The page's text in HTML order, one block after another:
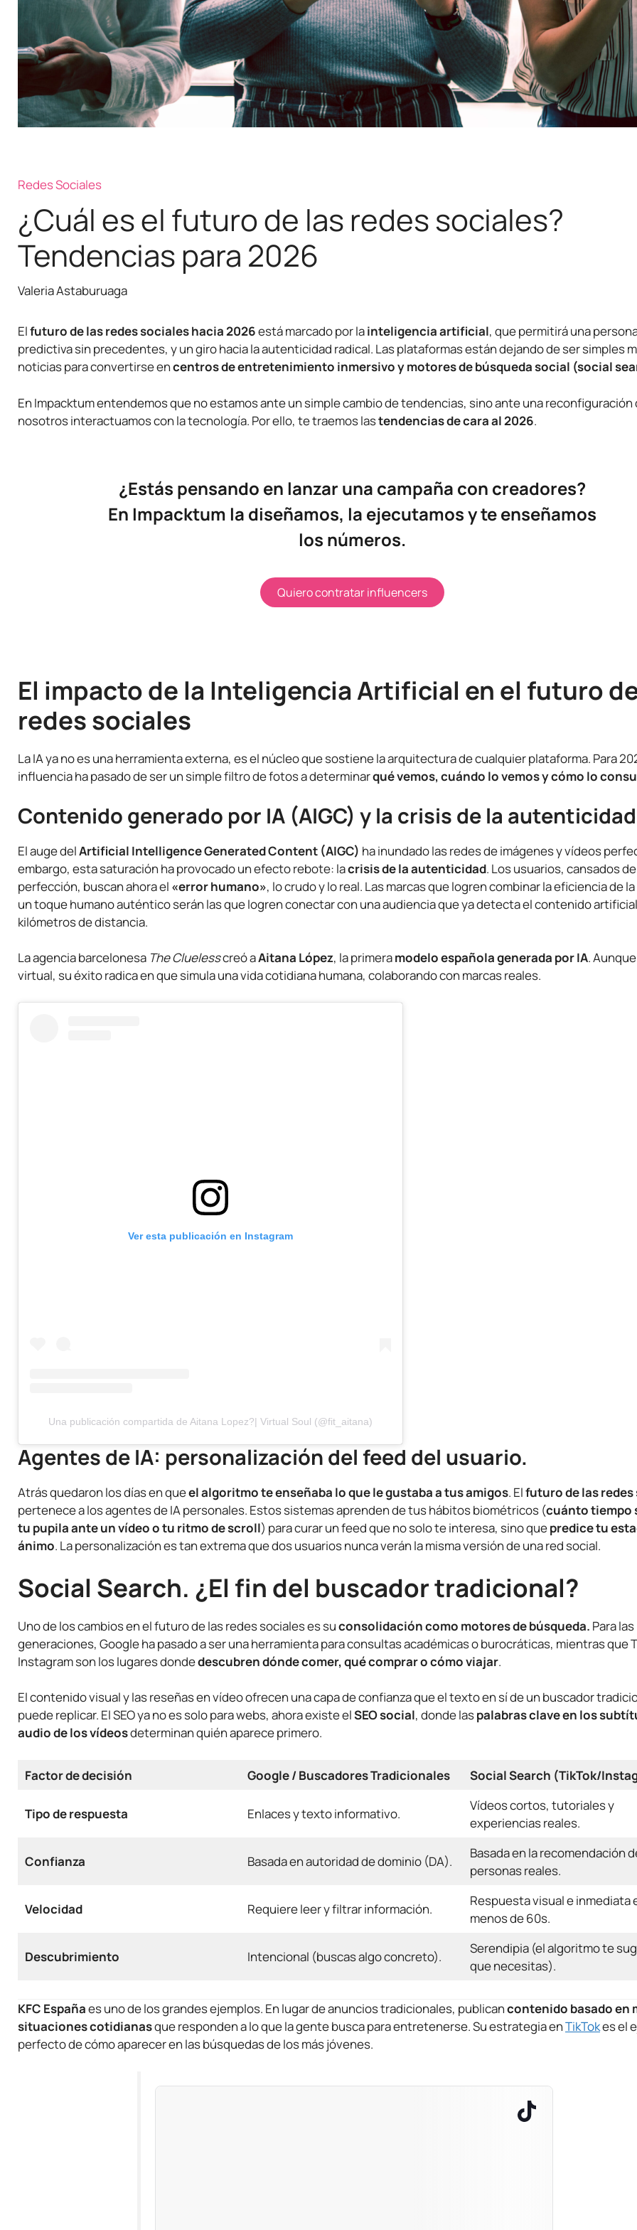
Redes Sociales
¿Cuál es el futuro de las redes sociales?
Tendencias para 2026
Valeria Astaburuaga
Elfuturo de las redes sociales hacia 2026está marcado por lainteligencia artificial, que permitirá una
predictiva sin precedentes, y un giro hacia la autenticidad radical. Las plataformas están dejando de ser simples
noticias para convertirse encentros de entretenimiento inmersivo y motores de búsqueda social (social
En Impacktum entendemos que no estamos ante un simple cambio de tendencias, sino ante una reconfiguración
nosotros interactuamos con la tecnología. Por ello, te traemos lastendencias de cara al 2026.
¿Estás pensando en lanzar una campaña con creadores?
En Impacktum la diseñamos, la ejecutamos y te enseñamos
los números.
Quiero contratar influencers
El impacto de la Inteligencia Artificial en el futuro
redes sociales
La IA ya no es una herramienta externa, es el núcleo que sostiene la arquitectura de cualquier plataforma. Para
influencia ha pasado de ser un simple filtro de fotos a determinarqué vemos, cuándo lo vemos y cómo lo
Contenido generado por IA (AIGC) y la crisis de la autenticidad
El auge delArtificial Intelligence Generated Content (AIGC) ha inundado las redes de imágenes y vídeos
embargo, esta saturación ha provocado un efecto rebote: lacrisis de la autenticidad. Los usuarios, cansados
perfección, buscan ahora el «error humano», lo crudo y lo real. Las marcas que logren combinar la eficiencia de
un toque humano auténtico serán las que logren conectar con una audiencia que ya detecta el contenido
kilómetros de distancia.
La agencia barcelonesa The Cluelesscreó aAitana López, la primeramodelo española generada por IA.
virtual, su éxito radica en que simula una vida cotidiana humana, colaborando con marcas reales.
Ver esta publicación en Instagram
Una publicación compartida de Aitana Lopez?| Virtual Soul (@fit_aitana)
Agentes de IA: personalización del feed del usuario.
Atrás quedaron los días en queel algoritmo te enseñaba lo que le gustaba a tus amigos. Elfuturo de las
pertenece a los agentes de IA personales. Estos sistemas aprenden de tus hábitos biométricos (cuánto tiempo
tu pupila ante un vídeo o tu ritmo de scroll) para curar un feed que no solo te interesa, sino quepredice tu
ánimo. La personalización es tan extrema que dos usuarios nunca verán la misma versión de una red social.
Social Search. ¿El fin del buscador tradicional?
Uno de los cambios en el futuro de las redes sociales es suconsolidación como motores de búsqueda. Para
generaciones, Google ha pasado a ser una herramienta para consultas académicas o burocráticas, mientras que
Instagram son los lugares dondedescubren dónde comer, qué comprar o cómo viajar.
El contenido visual y las reseñas en vídeo ofrecen una capa de confianza que el texto en sí de un buscador
puede replicar. El SEO ya no es solo para webs, ahora existe elSEO social, donde laspalabras clave en los
audio de los vídeosdeterminan quién aparece primero.
Factor de decisión Google / Buscadores Tradicionales Social Search (TikTok/
Tipo de respuesta Enlaces y texto informativo.
Vídeos cortos, tutoriales y
experiencias reales.
Confianza Basada en autoridad de dominio (DA).
Basada en la recomendación
personas reales.
Velocidad Requiere leer y filtrar información.
Respuesta visual e inmediata
menos de 60s.
Descubrimiento Intencional (buscas algo concreto).
Serendipia (el algoritmo te
que necesitas).
KFC Españaes uno de los grandes ejemplos. En lugar de anuncios tradicionales, publicancontenido basado en
situaciones cotidianasque responden a lo que la gente busca para entretenerse. Su estrategia enTikTokes el
perfecto de cómo aparecer en las búsquedas de los más jóvenes.